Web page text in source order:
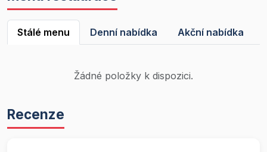
Stálé menu Denní nabídka Akční nabídka
Žádné položky k dispozici.
Recenze